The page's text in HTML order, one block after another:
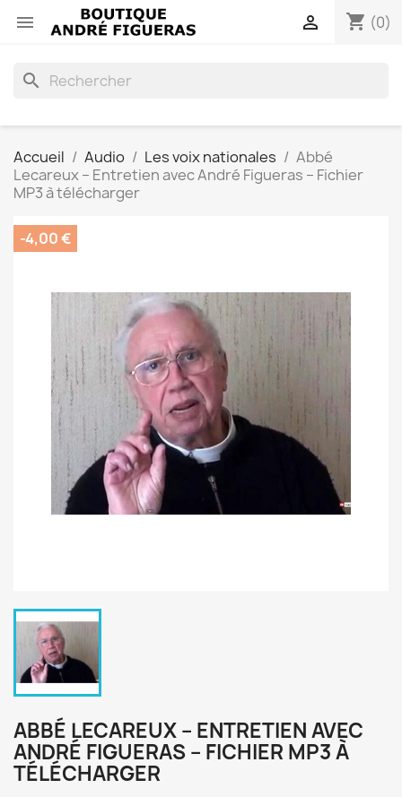
 shopping_cart (0)

search
Accueil Audio Les voix nationales
Abbé
Lecareux – Entretien avec André Figueras – Fichier
MP3 à télécharger
-4,00 €
ABBÉ LECAREUX – ENTRETIEN AVEC
ANDRÉ FIGUERAS – FICHIER MP3 À
TÉLÉCHARGER